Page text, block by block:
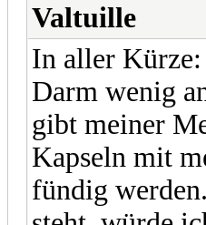
Valtuille
In aller
Darm wenig
gibt meiner
Kapseln mit
fündig